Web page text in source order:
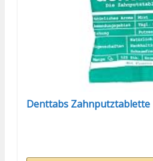
Denttabs Zahnputztablette